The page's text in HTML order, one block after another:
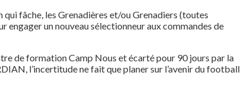
fâche, les Grenadières et/ou Grenadiers (toutes
un nouveau sélectionneur aux commandes de
de formation Camp Nous et écarté pour 90 jours par la
l’incertitude ne fait que planer sur l’avenir du football